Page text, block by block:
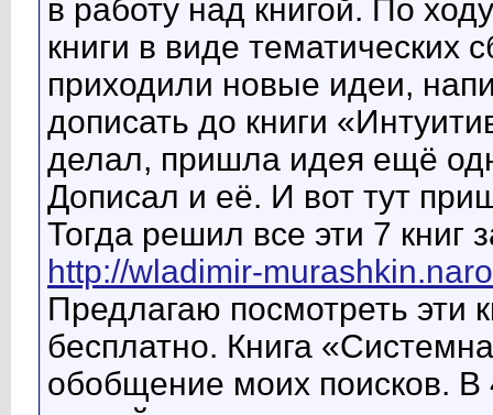
в работу над книгой. По
книги в виде тематических
приходили новые идеи,
дописать до книги
делал, пришла идея ещё
Дописал и её. И вот тут
Тогда решил все эти 7 книг
http://wladimir-
Предлагаю посмотреть эти
бесплатно. Книга
обобщение моих поисков. В